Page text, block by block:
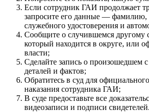
Если сотрудник ГАИ продолжает
запросите его данные — фамилию,
служебного удостоверения и
Сообщите о случившемся другому
который находится в округе, или
власти;
Сделайте запись о произошедшем с
деталей и фактов;
Обратитесь в суд для
наказания сотрудника ГАИ;
В суде предоставьте все
видеозаписи и подписи свидетелей.